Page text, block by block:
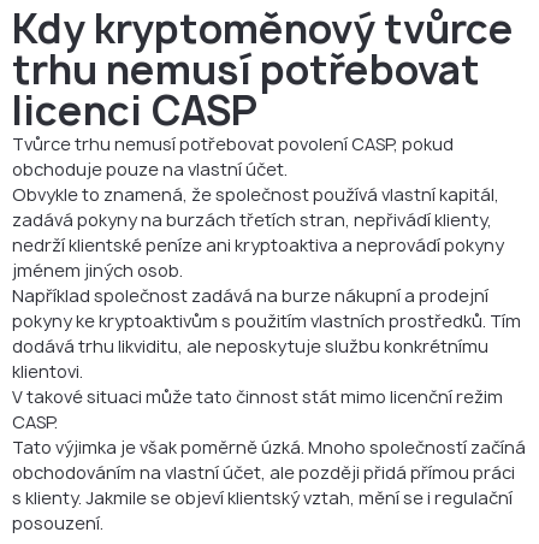
Kdy kryptoměnový tvůrce
trhu nemusí potřebovat
licenci CASP
Tvůrce trhu nemusí potřebovat povolení CASP, pokud
obchoduje pouze na vlastní účet.
Obvykle to znamená, že společnost používá vlastní kapitál,
zadává pokyny na burzách třetích stran, nepřivádí klienty,
nedrží klientské peníze ani kryptoaktiva a neprovádí pokyny
jménem jiných osob.
Například společnost zadává na burze nákupní a prodejní
pokyny ke kryptoaktivům s použitím vlastních prostředků. Tím
dodává trhu likviditu, ale neposkytuje službu konkrétnímu
klientovi.
V takové situaci může tato činnost stát mimo licenční režim
CASP.
Tato výjimka je však poměrně úzká. Mnoho společností začíná
obchodováním na vlastní účet, ale později přidá přímou práci
s klienty. Jakmile se objeví klientský vztah, mění se i regulační
posouzení.